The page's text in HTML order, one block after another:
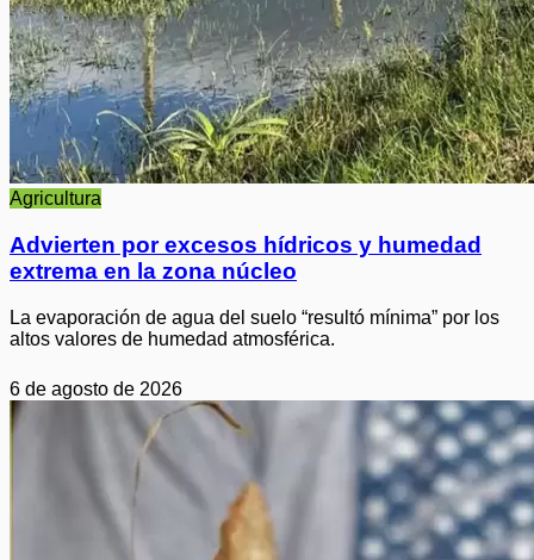
Agricultura
Advierten por excesos hídricos y humedad
extrema en la zona núcleo
La evaporación de agua del suelo “resultó mínima” por los
altos valores de humedad atmosférica.
6 de agosto de 2026